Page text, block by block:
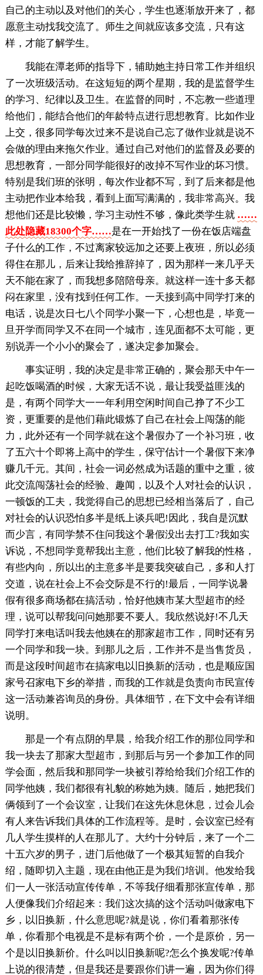
自己的主动以及对他们的关心，学生也逐渐放开来了，都
愿意主动找我交流了。师生之间就应该多交流，只有这
样，才能了解学生。
我能在潭老师的指导下，辅助她主持日常工作并组织
了一次班级活动。在这短短的两个星期，我的是监督学生
的学习、纪律以及卫生。在监督的同时，不忘教一些道理
给他们，能结合他们的年龄特点进行思想教育。比如作业
上交，很多同学每次过来不是说自己忘了做作业就是说不
会做的理由来拖欠作业。通过自己对他们的监督及必要的
思想教育，一部分同学能很好的改掉不写作业的坏习惯。
特别是我们班的张明，每次作业都不写，到了后来都是他
主动把作业本给我，看到上面写满满的，我非常高兴。我
想他们还是比较懒，学习主动性不够，像此类学生就 ……
此处隐藏18300个字……是在一开始找了一份在饭店端盘
子什么的工作，不过离家较远加之还要上夜班，所以必须
得住在那儿，后来让我给推辞掉了，因为那样一来几乎天
天不能在家了，而我想多陪陪母亲。就这样一连十多天都
闷在家里，没有找到任何工作。一天接到高中同学打来的
电话，说是次日七八个同学小聚一下，心想也是，毕竟一
旦开学而同学又不在同一个城市，连见面都不太可能，更
别说弄一个小小的聚会了，遂决定参加聚会。
事实证明，我的决定是非常正确的，聚会那天中午一
起吃饭喝酒的时候，大家无话不说，最让我受益匪浅的
是，有两个同学大一一年利用空闲时间自己挣了不少工
资，更重要的是他们藉此锻炼了自己在社会上闯荡的能
力，此外还有一个同学就在这个暑假办了一个补习班，收
了五六十个即将上高中的学生，保守估计一个暑假下来净
赚几千元。其间，社会一词必然成为话题的重中之重，彼
此交流闯荡社会的经验、趣闻，以及个人对社会的认识，
一顿饭的工夫，我觉得自己的思想已经相当落后了，自己
对社会的认识恐怕多半是纸上谈兵吧!因此，我自是沉默
而少言，有同学禁不住问我这个暑假没出去打工?我如实
诉说，不想同学竟帮我出主意，他们比较了解我的性格，
有些内向，所以出的主意多半是要我突破自己，多和人打
交道，说在社会上不会交际是不行的!最后，一同学说暑
假有很多商场都在搞活动，恰好他姨市某大型超市的经
理，说可以帮我问问她那要不要人。我欣然说好!不几天
同学打来电话叫我去他姨在的那家超市工作，同时还有另
一个同学和我一块。到那儿之后，工作并不是当售货员，
而是这段时间超市在搞家电以旧换新的活动，也是顺应国
家号召家电下乡的举措，而我的工作就是负责向市民宣传
这一活动兼咨询员的身份。具体细节，在下文中会有详细
说明。
那是一个有点阴的早晨，给我介绍工作的那位同学和
我一块去了那家大型超市，到那后与另一个参加工作的同
学会面，然后我和那同学一块被引荐给给我们介绍工作的
同学他姨，我们都很有礼貌的称她为姨。随后，她把我们
俩领到了一个会议室，让我们在这先休息休息，过会儿会
有人来告诉我们具体的工作流程等。是时，会议室已经有
几人学生摸样的人在那儿了。大约十分钟后，来了一个二
十五六岁的男子，进门后他做了一个极其短暂的自我介
绍，随即切入主题，现在由他正是为我们培训。他发给我
们一人一张活动宣传传单，不等我仔细看那张宣传单，那
人便像我们介绍起来：我们这次搞的这个活动叫做家电下
乡，以旧换新，什么意思呢?就是说，你们看着那张传
单，你看那个电视是不是标有两个价，一个是原价，另一
个是以旧换新价。什么叫以旧换新呢?怎么个换发呢?传单
上说的很清楚，但是我还是要跟你们讲一遍，因为你们得